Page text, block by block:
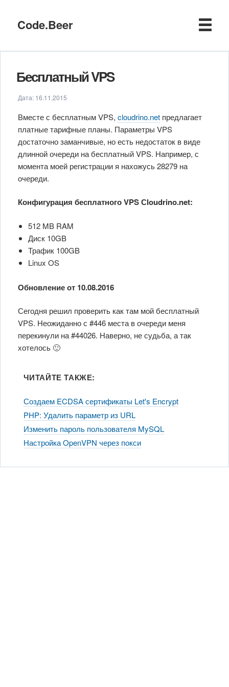
Code.Beer
Бесплатный VPS
Дата: 16.11.2015
Вместе с бесплатным VPS,cloudrino.net предлагает
платные тарифные планы. Параметры VPS
достаточно заманчивые, но есть недостаток в виде
длинной очереди на бесплатный VPS. Например, с
момента моей регистрации я нахожусь 28279 на
очереди.
Конфигурация бесплатного VPS Сloudrino.net:
512 MB RAM
Диск 10GB
Трафик 100GB
Linux OS
Обновление от 10.08.2016
Сегодня решил проверить как там мой бесплатный
VPS. Неожиданно с #446 места в очереди меня
перекинули на #44026. Наверно, не судьба, а так
хотелось 🙂
ЧИТАЙТЕ ТАКЖЕ:
Создаем ECDSA сертификаты Let's Encrypt
PHP: Удалить параметр из URL
Изменить пароль пользователя MySQL
Настройка OpenVPN через покси